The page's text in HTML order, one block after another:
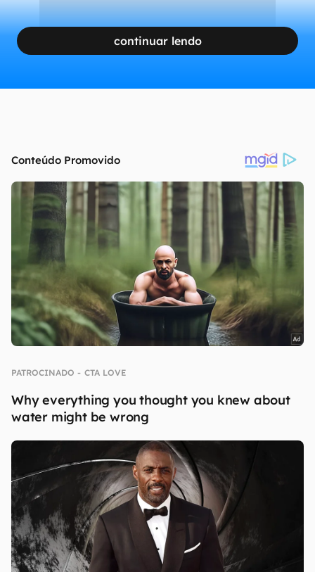
continuar lendo